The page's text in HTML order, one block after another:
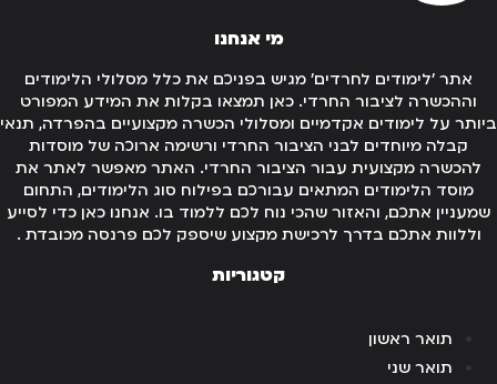
מי אנחנו
אתר 'לימודים לחרדים' מגיש בפניכם את כלל מסלולי הלימודים
וההכשרה לציבור החרדי. כאן תמצאו בקלות את המידע המפורט
על לימודים אקדמיים ומסלולי הכשרה מקצועיים בהפרדה, תנאי
קבלה מיוחדים לבני הציבור החרדי ורשימה ארוכה של מוסדות
להכשרה מקצועית עבור הציבור החרדי. האתר מאפשר לאתר את
מוסד הלימודים המתאים עבורכם בפילוח סוג הלימודים, התחום
אתכם, והאזור שהכי נוח לכם ללמוד בו. אנחנו כאן כדי לסייע
וללוות אתכם בדרך לרכישת מקצוע שיספק לכם פרנסה מכובדת .
קטגוריות
תואר ראשון
תואר שני